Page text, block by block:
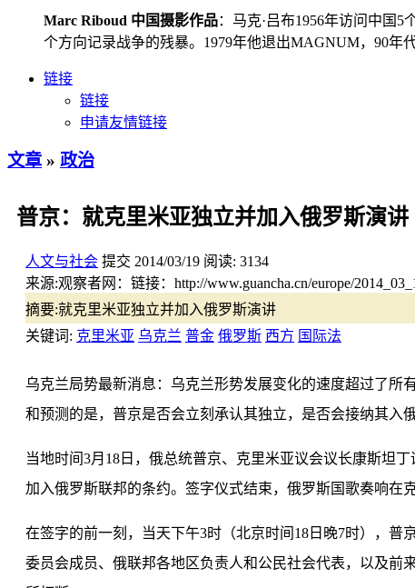
Marc Riboud 中国摄影作品：马克·吕布1956年访问中国
个方向记录战争的残暴。1979年他退出MAGNUM，90年
链接
链接
申请友情链接
文章 » 政治
普京：就克里米亚独立并加入俄罗斯演讲
人文与社会 提交 2014/03/19 阅读: 3134
来源:观察者网：链接：http://www.guancha.cn/europe/
摘要:就克里米亚独立并加入俄罗斯演讲
关键词: 克里米亚 乌克兰 普金 俄罗斯 西方 国际法
乌克兰局势最新消息：乌克兰形势发展变化的速度超过了
和预测的是，普京是否会立刻承认其独立，是否会接纳其入
当地时间3月18日，俄总统普京、克里米亚议会议长康斯坦
加入俄罗斯联邦的条约。签字仪式结束，俄罗斯国歌奏响在
在签字的前一刻，当天下午3时（北京时间18日晚7时），
委员会成员、俄联邦各地区负责人和公民社会代表，以及前